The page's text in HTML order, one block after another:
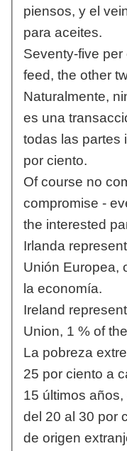
piensos, y el
para aceites.
Seventy-five per
feed, the other
Naturalmente,
es una
todas las partes
por ciento.
Of course no
compromise -
the interested
Irlanda
Unión Europea,
la economía.
Ireland
Union, 1 % of
La pobreza
25 por ciento a
15 últimos
del 20 al 30 por
de origen